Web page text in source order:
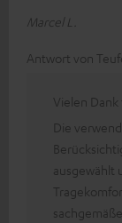
Marcel L.
Antwort von
Vielen Dank
Die
ausgewählt